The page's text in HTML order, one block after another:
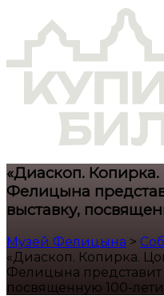
«Диаскоп.
Фелицына
выставку,
Музей Фелицына >
«Диаскоп. Копирка.
Фелицына представит
посвященную 100-